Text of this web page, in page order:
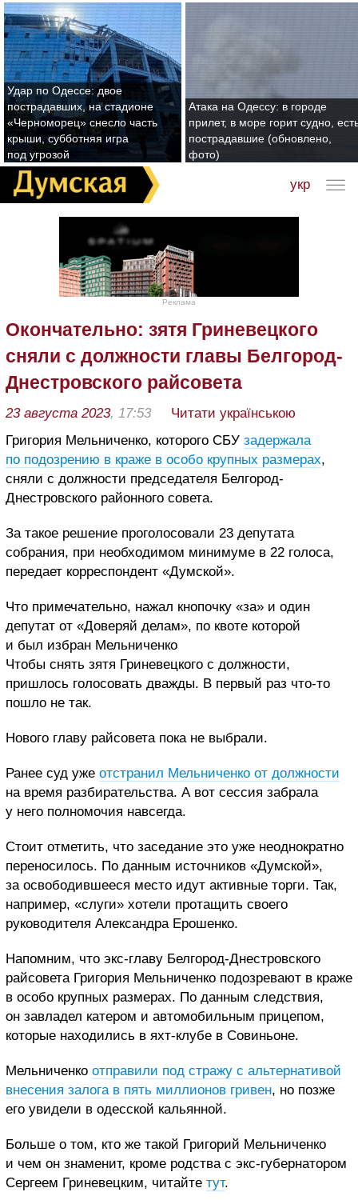
Удар по Одессе: двое
пострадавших, на стадионе
«Черноморец» снесло часть
крыши, субботняя игра
под угрозой
Атака на Одессу: в городе
прилет, в море горит судно,
пострадавшие (обновлено,
фото)
укр
Реклама
Окончательно: зятя Гриневецкого
сняли с должности главы Белгород-
Днестровского райсовета
23 августа 2023, 17:53
Читати українською
Григория Мельниченко, которого СБУ задержала
по подозрению в краже в особо крупных размерах,
сняли с должности председателя Белгород-
Днестровского районного совета.
За такое решение проголосовали 23 депутата
собрания, при необходимом минимуме в 22 голоса,
передает корреспондент «Думской».
Что примечательно, нажал кнопочку «за» и один
депутат от «Доверяй делам», по квоте которой
и был избран Мельниченко
Чтобы снять зятя Гриневецкого с должности,
пришлось голосовать дважды. В первый раз что-то
пошло не так.
Нового главу райсовета пока не выбрали.
Ранее суд уже отстранил Мельниченко от должности
на время разбирательства. А вот сессия забрала
у него полномочия навсегда.
Стоит отметить, что заседание это уже неоднократно
переносилось. По данным источников «Думской»,
за освободившееся место идут активные торги. Так,
например, «слуги» хотели протащить своего
руководителя Александра Ерошенко.
Напомним, что экс-главу Белгород-Днестровского
райсовета Григория Мельниченко подозревают в краже
в особо крупных размерах. По данным следствия,
он завладел катером и автомобильным прицепом,
которые находились в яхт-клубе в Совиньоне.
Мельниченко отправили под стражу с альтернативой
внесения залога в пять миллионов гривен, но позже
его увидели в одесской кальянной.
Больше о том, кто же такой Григорий Мельниченко
и чем он знаменит, кроме родства с экс-губернатором
Сергеем Гриневецким, читайте тут.